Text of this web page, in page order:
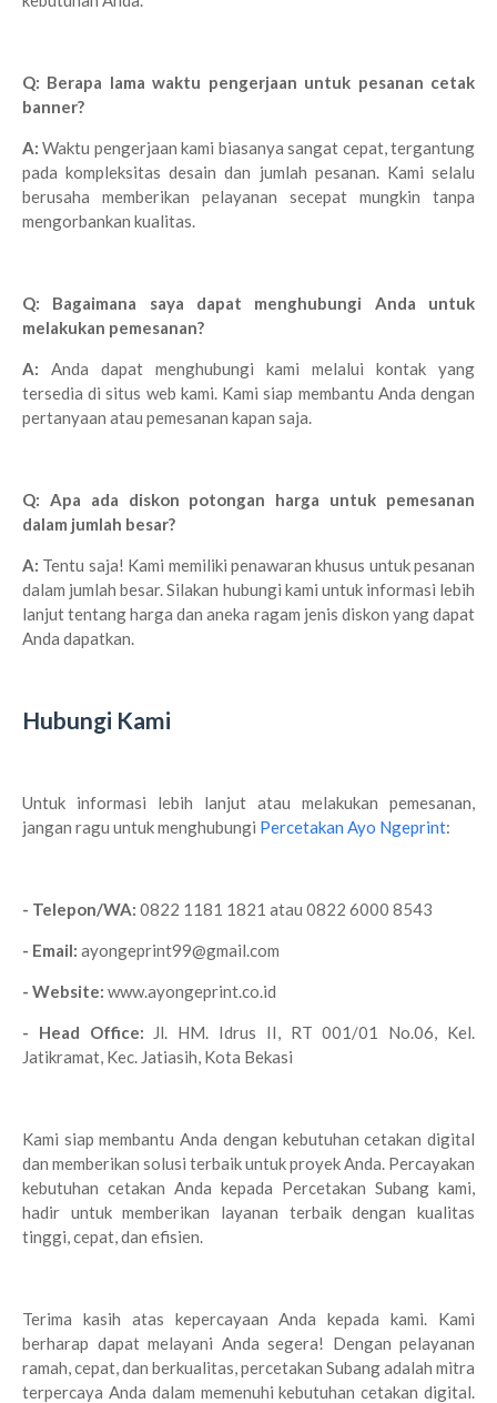
Q: Berapa lama waktu pengerjaan untuk pesanan cetak
banner?
A: Waktu pengerjaan kami biasanya sangat cepat, tergantung
pada kompleksitas desain dan jumlah pesanan. Kami selalu
berusaha memberikan pelayanan secepat mungkin tanpa
mengorbankan kualitas.
Q: Bagaimana saya dapat menghubungi Anda untuk
melakukan pemesanan?
A: Anda dapat menghubungi kami melalui kontak yang
tersedia di situs web kami. Kami siap membantu Anda dengan
pertanyaan atau pemesanan kapan saja.
Q: Apa ada diskon potongan harga untuk pemesanan
dalam jumlah besar?
A: Tentu saja! Kami memiliki penawaran khusus untuk pesanan
dalam jumlah besar. Silakan hubungi kami untuk informasi lebih
lanjut tentang harga dan aneka ragam jenis diskon yang dapat
Anda dapatkan.
Hubungi Kami
Untuk informasi lebih lanjut atau melakukan pemesanan,
jangan ragu untuk menghubungi Percetakan Ayo Ngeprint:
- Telepon/WA: 0822 1181 1821 atau 0822 6000 8543
- Email: ayongeprint99@gmail.com
- Website: www.ayongeprint.co.id
- Head Office: Jl. HM. Idrus II, RT 001/01 No.06, Kel.
Jatikramat, Kec. Jatiasih, Kota Bekasi
Kami siap membantu Anda dengan kebutuhan cetakan digital
dan memberikan solusi terbaik untuk proyek Anda. Percayakan
kebutuhan cetakan Anda kepada Percetakan Subang kami,
hadir untuk memberikan layanan terbaik dengan kualitas
tinggi, cepat, dan efisien.
Terima kasih atas kepercayaan Anda kepada kami. Kami
berharap dapat melayani Anda segera! Dengan pelayanan
ramah, cepat, dan berkualitas, percetakan Subang adalah mitra
terpercaya Anda dalam memenuhi kebutuhan cetakan digital.